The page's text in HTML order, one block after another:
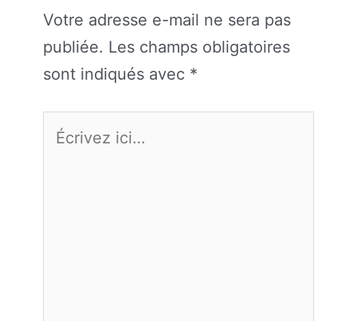
Votre adresse e-mail ne sera pas
publiée. Les champs obligatoires
sont indiqués avec *
Écrivez